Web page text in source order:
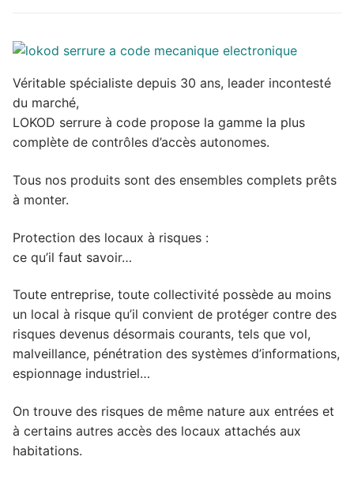
Véritable spécialiste depuis 30 ans, leader incontesté
du marché,
LOKOD serrure à code propose la gamme la plus
complète de contrôles d’accès autonomes.
Tous nos produits sont des ensembles complets prêts
à monter.
Protection des locaux à risques :
ce qu’il faut savoir…
Toute entreprise, toute collectivité possède au moins
un local à risque qu’il convient de protéger contre des
risques devenus désormais courants, tels que vol,
malveillance, pénétration des systèmes d’informations,
espionnage industriel…
On trouve des risques de même nature aux entrées et
à certains autres accès des locaux attachés aux
habitations.